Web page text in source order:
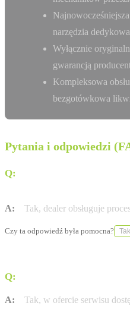
narzędzia
Wyłącznie
gwarancją
Kompleksowa
bezgotówkowa
Pytania i odpowiedzi
Q:
A: Tak, dealer obsługuje
Czy ta odpowiedź była pomocna? Tak
Q:
A:
Tak, w ofercie serwisu